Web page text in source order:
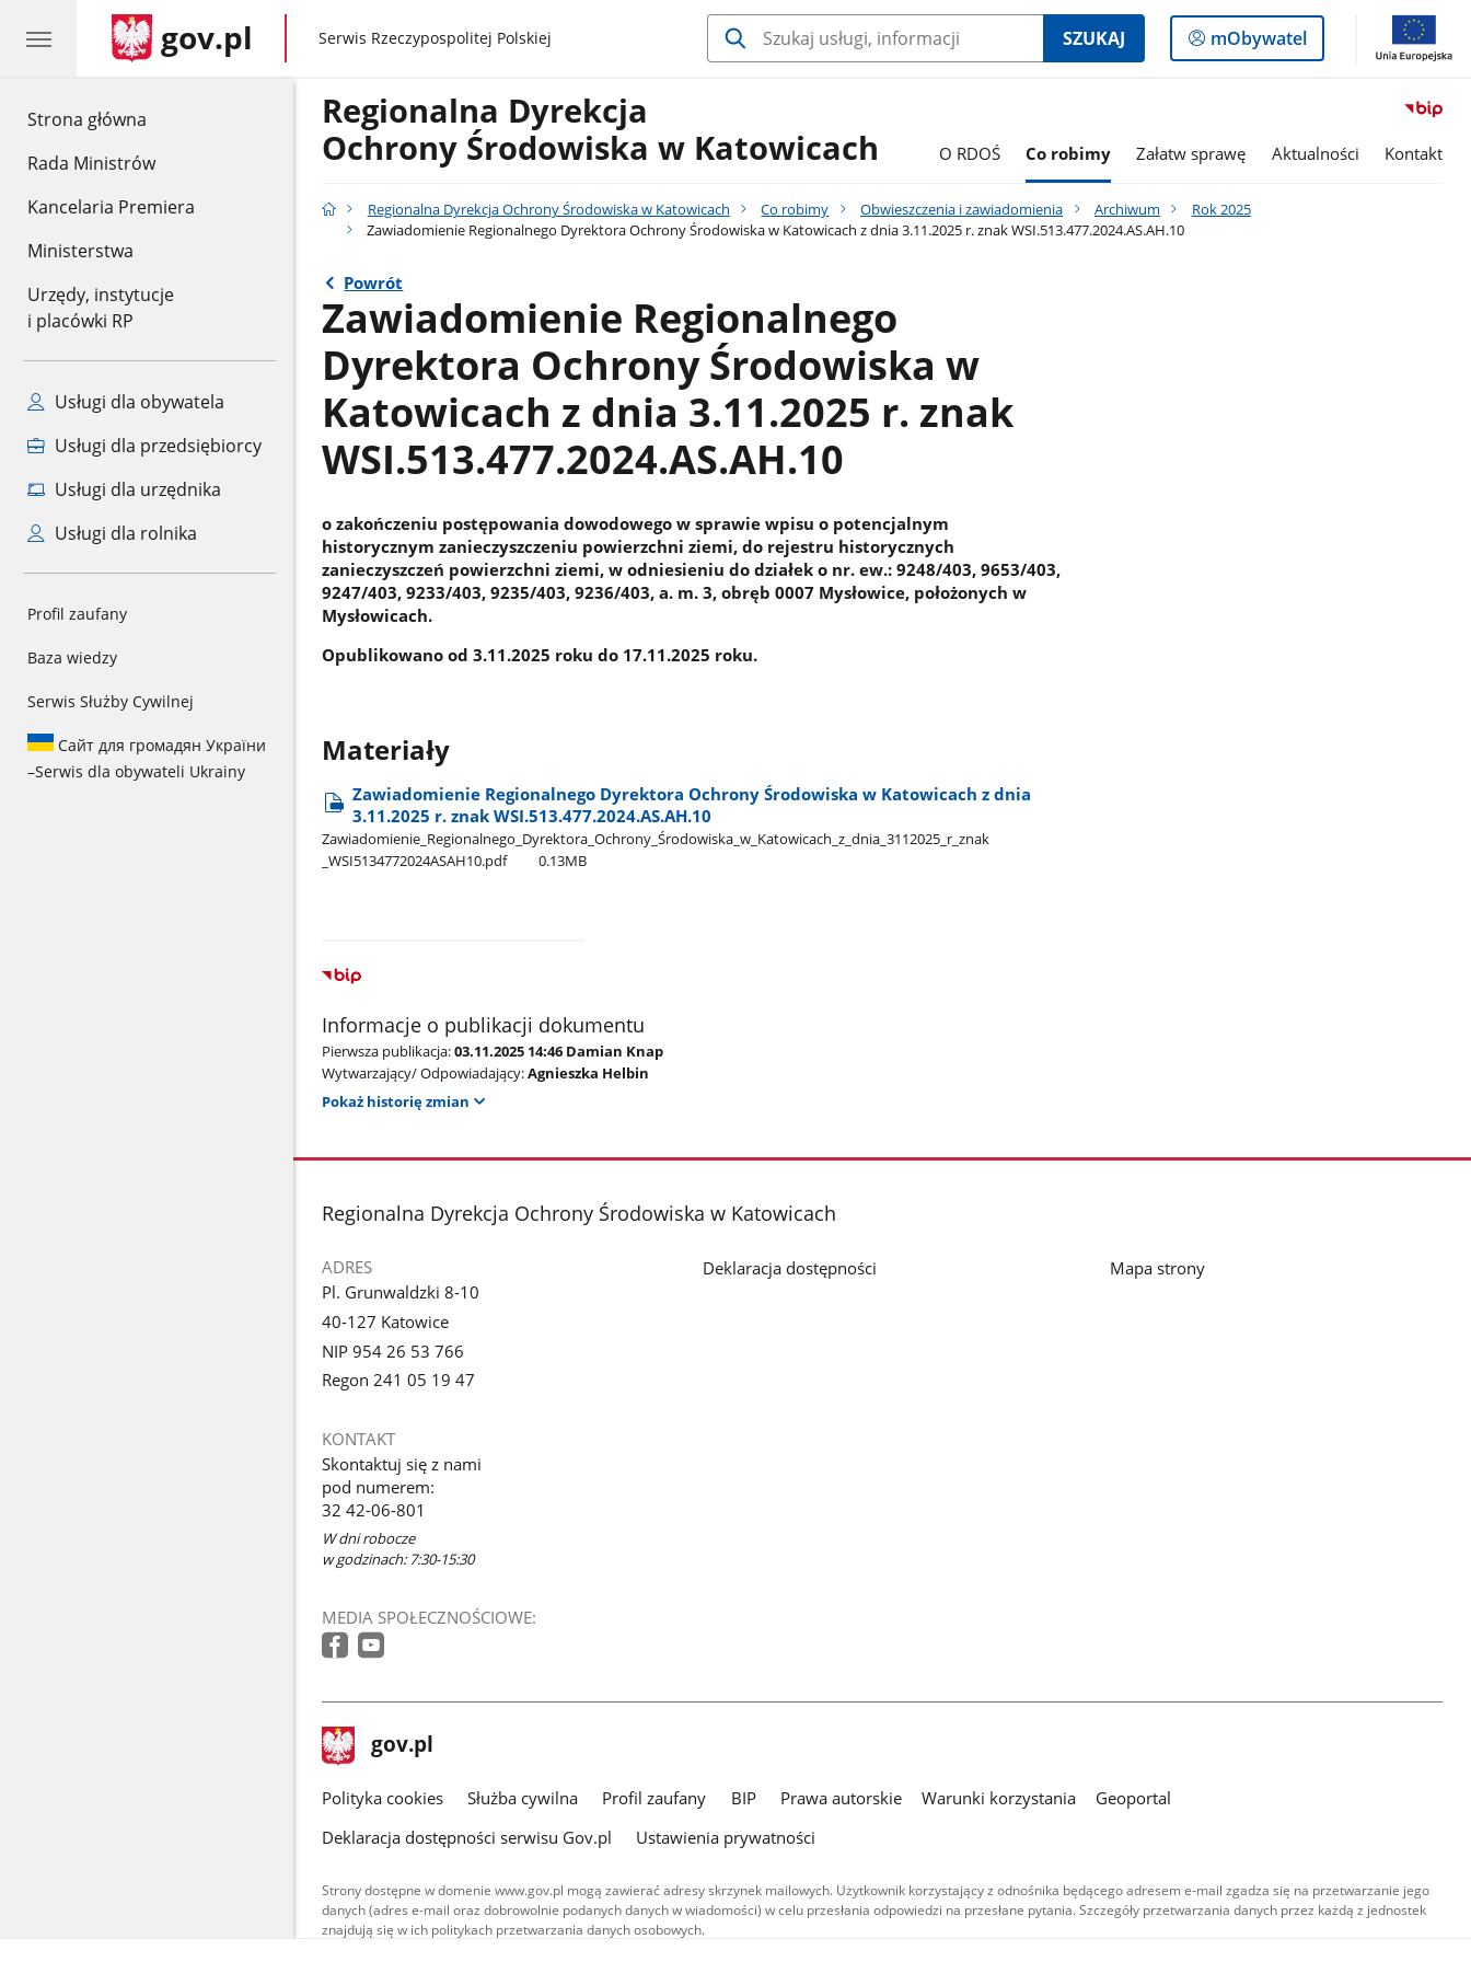
Strona główna
Rada Ministrów
Kancelaria Premiera
Ministerstwa
Urzędy, instytucje
i placówki RP
Usługi dla obywatela
Usługi dla przedsiębiorcy
Usługi dla urzędnika
Usługi dla rolnika
Profil zaufany
Baza wiedzy
Serwis Służby Cywilnej
Сайт для громадян України
–Serwis dla obywateli Ukrainy
gov.pl gov.pl
Serwis Rzeczypospolitej Polskiej SZUKAJ
Logowanie
do
mObywatel
Regionalna Dyrekcja
Ochrony Środowiska w Katowicach
O RDOŚ Co robimy Załatw sprawę Aktualności Kontakt
Regionalna Dyrekcja Ochrony Środowiska w Katowicach Co robimy Obwieszczenia i zawiadomienia Archiwum
Rok 2025
Zawiadomienie Regionalnego Dyrektora Ochrony Środowiska w Katowicach z dnia 3.11.2025 r. znak WSI.513.477.2024.AS.AH.10
Powrót
Zawiadomienie Regionalnego
Dyrektora Ochrony Środowiska w
Katowicach z dnia 3.11.2025 r. znak
WSI.513.477.2024.AS.AH.10
o zakończeniu postępowania dowodowego w sprawie wpisu o potencjalnym
historycznym zanieczyszczeniu powierzchni ziemi, do rejestru historycznych
zanieczyszczeń powierzchni ziemi, w odniesieniu do działek o nr. ew.: 9248/403, 9653/403,
9247/403, 9233/403, 9235/403, 9236/403, a. m. 3, obręb 0007 Mysłowice, położonych w
Mysłowicach.
Opublikowano od 3.11.2025 roku do 17.11.2025 roku.
Materiały
Zawiadomienie Regionalnego Dyrektora Ochrony Środowiska w Katowicach z dnia
3.11.2025 r. znak WSI.513.477.2024.AS.AH.10
Zawiadomienie​_Regionalnego​_Dyrektora​_Ochrony​_Środowiska​_w​_Katowicach​_z​_dnia​_3112025​_r​_znak​
_WSI5134772024ASAH10.pdf
0.13MB
Informacje o publikacji dokumentu
Pierwsza publikacja:03.11.2025 14:46 Damian Knap
Wytwarzający/ Odpowiadający:Agnieszka Helbin
Pokaż historię zmian
stopka
Regionalna Dyrekcja Ochrony Środowiska w Katowicach
ADRES
Pl. Grunwaldzki 8-10
40-127 Katowice
NIP 954 26 53 766
Regon 241 05 19 47
KONTAKT
Skontaktuj się z nami
pod numerem:
32 42-06-801
W dni robocze
w godzinach: 7:30-15:30
MEDIA SPOŁECZNOŚCIOWE:
Deklaracja dostępności Mapa strony
stopka
gov.pl Strona
gov.pl
gov.pl
Polityka cookies Służba cywilna Profil zaufany BIP Prawa autorskie Warunki korzystania
Geoportal
Deklaracja dostępności serwisu Gov.pl
Ustawienia prywatności
Strony dostępne w domenie www.gov.pl mogą zawierać adresy skrzynek mailowych. Użytkownik korzystający z odnośnika będącego adresem e-mail zgadza się na przetwarzanie jego
danych (adres e-mail oraz dobrowolnie podanych danych w wiadomości) w celu przesłania odpowiedzi na przesłane pytania. Szczegóły przetwarzania danych przez każdą z jednostek
znajdują się w ich politykach przetwarzania danych osobowych.